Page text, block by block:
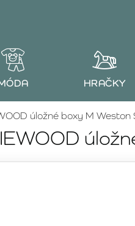
HRAČKY
úložné boxy M Weston